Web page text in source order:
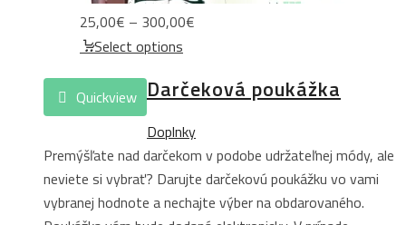
25,00€ – 300,00€
through
Select options
Quickview Darčeková poukážka
Doplnky
Premýšľate nad darčekom v podobe udržateľnej módy, ale
neviete si vybrať? Darujte darčekovú poukážku vo vami
vybranej hodnote a nechajte výber na obdarovaného.